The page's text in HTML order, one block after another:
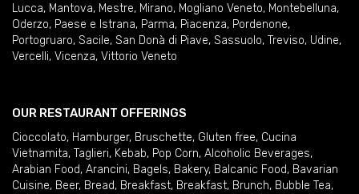
Lucca, Mantova, Mestre, Mirano, Mogliano Veneto, Montebelluna,
Oderzo, Paese e Istrana, Parma, Piacenza, Pordenone,
Portogruaro, Sacile, San Donà di Piave, Sassuolo, Treviso, Udine,
Vercelli, Vicenza, Vittorio Veneto
OUR RESTAURANT OFFERINGS
Cioccolato, Hamburger, Bruschette, Gluten free, Cucina
Vietnamita, Taglieri, Kebab, Pop Corn, Alcoholic Beverages,
Arabian Food, Arancini, Bagels, Bakery, Balcanic Food, Bavarian
Cuisine, Beer, Bread, Breakfast, Breakfast, Brunch, Bubble Tea,